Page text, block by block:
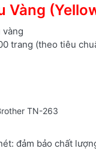
Vàng
vàng
trang (theo tiêu
TN-263
đảm bảo chất